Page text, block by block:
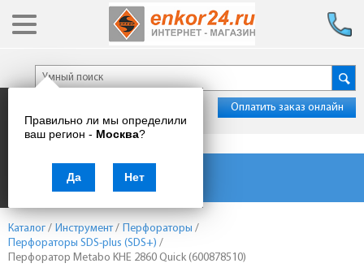
Правильно ли мы определили
ваш регион - Москва?
Да Нет
Оплатить заказ онлайн
Каталог товаров
Каталог / Инструмент/ Перфораторы /
Перфораторы SDS-plus (SDS+) /
Перфоратор Metabo KHE 2860 Quick (600878510)